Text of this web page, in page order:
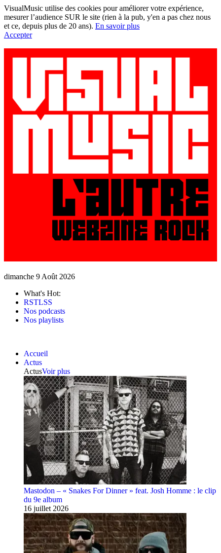
VisualMusic utilise des cookies pour améliorer votre expérience,
mesurer l’audience SUR le site (rien à la pub, y'en a pas chez nous
et ce, depuis plus de 20 ans). En savoir plus
Accepter
dimanche 9 Août 2026
What's Hot:
RSTLSS
Nos podcasts
Nos playlists
Accueil
Actus
ActusVoir plus
Mastodon – « Snakes For Dinner » feat. Josh Homme : le clip
du 9e album
16 juillet 2026